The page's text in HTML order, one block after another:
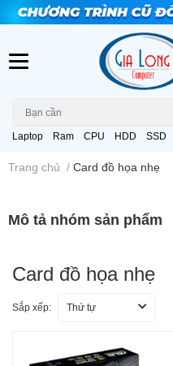
Laptop Ram CPU HDD SSD
Trang chủ / Card đồ họa nhẹ
Mô tả nhóm sản phẩm
Card đồ họa nhẹ
Sắp xếp: Thứ tự